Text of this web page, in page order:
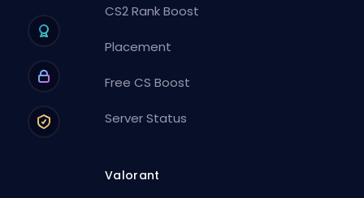
CS2 Rank Boost
Placement
Free CS Boost
Server Status
Valorant